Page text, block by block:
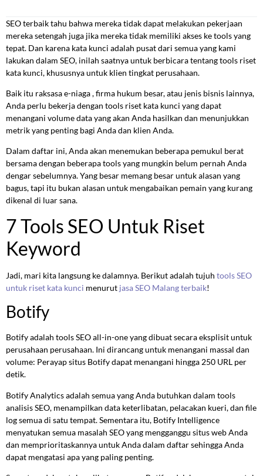
SEO terbaik tahu bahwa mereka tidak dapat melakukan pekerjaan
mereka setengah juga jika mereka tidak memiliki akses ke tools yang
tepat. Dan karena kata kunci adalah pusat dari semua yang kami
lakukan dalam SEO, inilah saatnya untuk berbicara tentang tools riset
kata kunci, khususnya untuk klien tingkat perusahaan.
Baik itu raksasa e-niaga , firma hukum besar, atau jenis bisnis lainnya,
Anda perlu bekerja dengan tools riset kata kunci yang dapat
menangani volume data yang akan Anda hasilkan dan menunjukkan
metrik yang penting bagi Anda dan klien Anda.
Dalam daftar ini, Anda akan menemukan beberapa pemukul berat
bersama dengan beberapa tools yang mungkin belum pernah Anda
dengar sebelumnya. Yang besar memang besar untuk alasan yang
bagus, tapi itu bukan alasan untuk mengabaikan pemain yang kurang
dikenal di luar sana.
7 Tools SEO Untuk Riset
Keyword
Jadi, mari kita langsung ke dalamnya. Berikut adalah tujuh tools SEO
untuk riset kata kunci menurut jasa SEO Malang terbaik!
Botify
Botify adalah tools SEO all-in-one yang dibuat secara eksplisit untuk
perusahaan perusahaan. Ini dirancang untuk menangani massal dan
volume: Perayap situs Botify dapat menangani hingga 250 URL per
detik.
Botify Analytics adalah semua yang Anda butuhkan dalam tools
analisis SEO, menampilkan data keterlibatan, pelacakan kueri, dan file
log semua di satu tempat. Sementara itu, Botify Intelligence
menyatukan semua masalah SEO yang mengganggu situs web Anda
dan memprioritaskannya untuk Anda dalam daftar sehingga Anda
dapat mengatasi apa yang paling penting.